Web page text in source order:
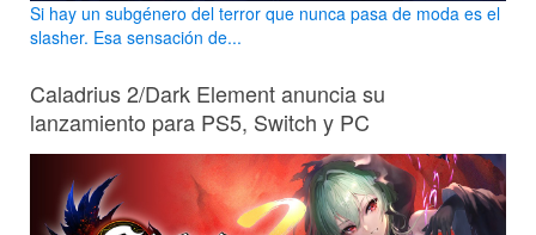
Si hay un subgénero del terror que nunca pasa de moda es el
slasher. Esa sensación de...
Caladrius 2/Dark Element anuncia su
lanzamiento para PS5, Switch y PC